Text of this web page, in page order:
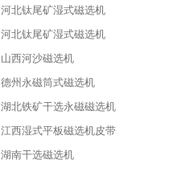
河北钛尾矿湿式磁选机
河北钛尾矿湿式磁选机
山西河沙磁选机
德州永磁筒式磁选机
湖北铁矿干选永磁磁选机
江西湿式平板磁选机皮带
湖南干选磁选机